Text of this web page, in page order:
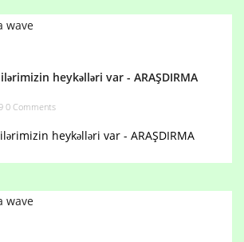
heykəlləri var - ARAŞDIRMA
0 Comments
heykəlləri var - ARAŞDIRMA